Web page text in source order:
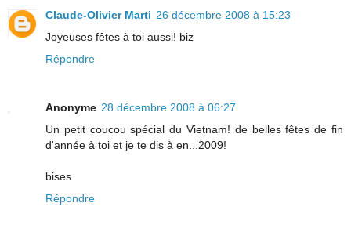
Claude-Olivier Marti 26 décembre 2008 à 15:23
Joyeuses fêtes à toi aussi! biz
Répondre
Anonyme 28 décembre 2008 à 06:27
Un petit coucou spécial du Vietnam! de belles fêtes de fin
d'année à toi et je te dis à en...2009!
bises
Répondre